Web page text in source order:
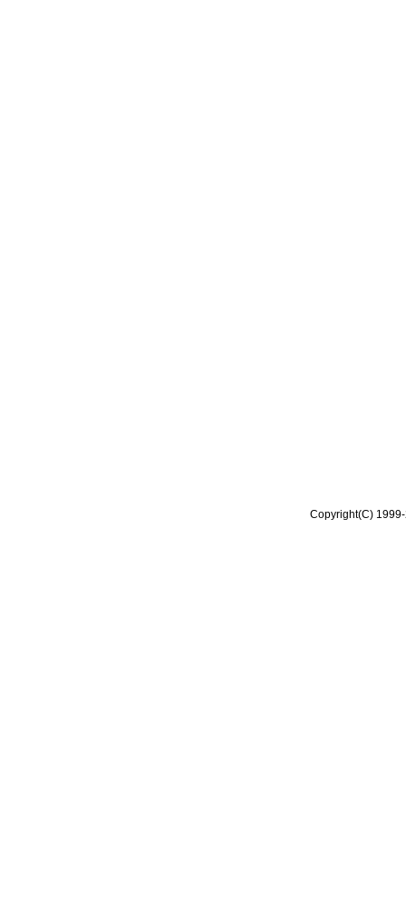
Copyright(C)